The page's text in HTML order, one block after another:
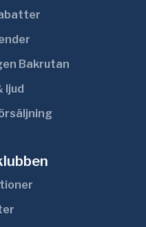
Bakrutan
ljud